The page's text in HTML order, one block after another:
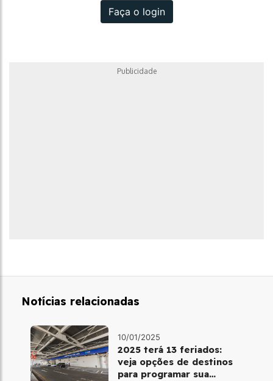
Faça o login
Publicidade
Notícias relacionadas
10/01/2025
2025 terá 13 feriados:
veja opções de destinos
para programar sua